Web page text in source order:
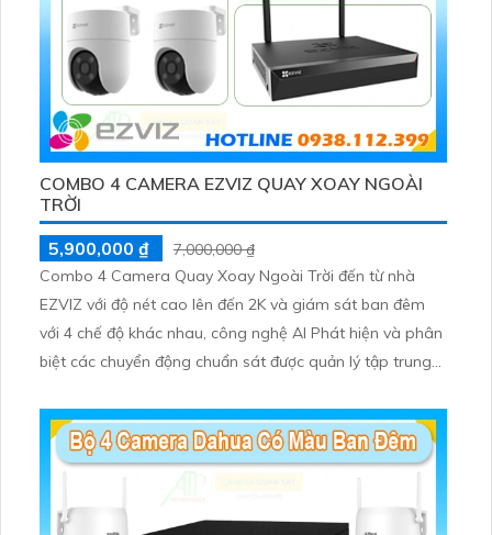
COMBO 4 CAMERA EZVIZ QUAY XOAY NGOÀI
TRỜI
5,900,000 ₫
7,000,000 ₫
Combo 4 Camera Quay Xoay Ngoài Trời đến từ nhà
EZVIZ với độ nét cao lên đến 2K và giám sát ban đêm
với 4 chế độ khác nhau, công nghệ AI Phát hiện và phân
biệt các chuyển động chuẩn sát được quản lý tập trung